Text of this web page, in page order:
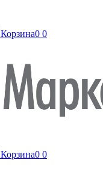
Корзина0 0
Корзина0 0